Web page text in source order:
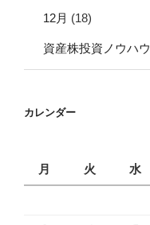
12月 (18)
資産株投資ノウハウ
カレンダー
月
火 水